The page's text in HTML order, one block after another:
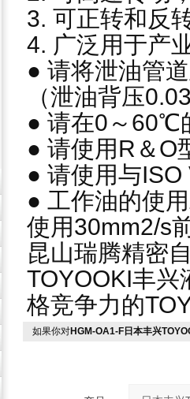
3. 可正转和反
4. 广泛用于产
● 请将泄油管
（泄油背压
● 请在0～60℃
● 请使用R＆O
● 请使用与
● 工作油的使
使用30mm2/s
昆山瑞腾精密
TOYOOKI丰兴
格竞争力的
如果你对HGM-OA1-F日本丰兴